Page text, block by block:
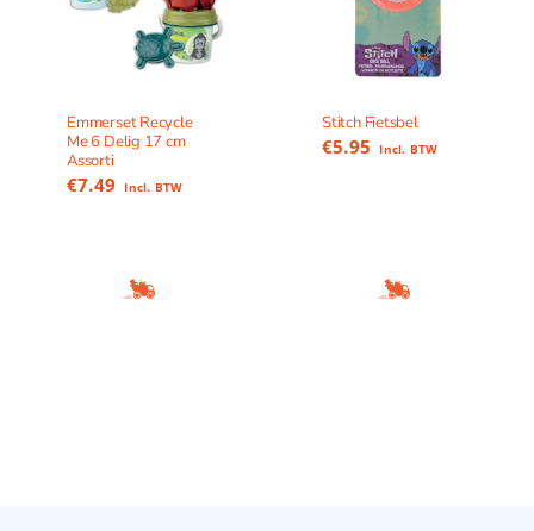
Emmerset Recycle
Me 6 Delig 17 cm
Assorti
€7.49 Incl. BTW
Stitch Fietsbel
€5.95 Incl. BTW